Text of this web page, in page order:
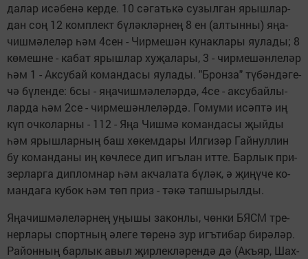
да­лар исә­бе­нә кер­де. 10 сә­гать­кә су­зыл­ган ярыш­лар­
дан соң 12 комп­лект бү­ләк­ләр­нең 8 ен (ал­тын­ны) яңа­
чиш­мә­ле­ләр һәм 4сен - Чир­ме­шән ку­нак­ла­ры яу­ла­ды; 8
кө­меш­не - ка­бат ярыш­лар ху­җа­ла­ры, 3 - чир­ме­шән­ле­ләр
һәм 1 - Ак­су­бай ко­ман­да­сы яу­ла­ды. "Б­рон­за" тү­бән­дә­ге­
чә бү­лен­де: 6сы - яңа­чиш­мә­ле­ләр­дә, 4се - ак­су­бай­лы­
лар­да һәм 2се - чир­ме­шән­ле­ләр­дә. Го­му­ми исәп­тә иң
күп оч­ко­лар­ны - 112 - Яңа Чиш­мә ко­ман­да­сы җый­ды
һәм ярыш­лар­ның баш хө­кем­да­ры Ил­ги­зәр Гай­нул­лин
бу ко­ман­да­ны иң көч­ле­се дип игъ­лан ит­те. Бар­лык при­
зер­лар­га дип­лом­нар һәм ак­ча­ла­та бү­ләк, ә җи­ңү­че ко­
ман­да­га ку­бок һәм төп приз - тә­кә тапшы­рыл­ды.
Яңа­чиш­мә­ле­ләр­нең уңы­шы за­кон­лы, чөн­ки БЯСМ тре­
нер­ла­ры спорт­ның әле­ге тө­ре­нә зур игъ­ти­бар би­рә­ләр.
Ра­йон­ның бар­лык авыл җир­лек­лә­рен­дә дә (Акъ­яр, Шах­